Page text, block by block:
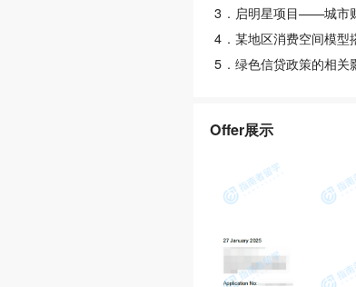
3 . 启明星项目——城市
4 . 某地区消费空间模型
5 . 绿色信贷政策的相关
Offer展示